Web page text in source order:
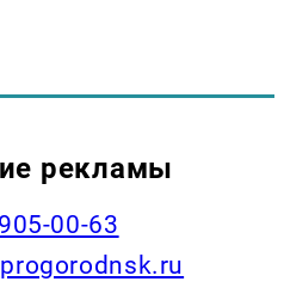
рекламы
00-63